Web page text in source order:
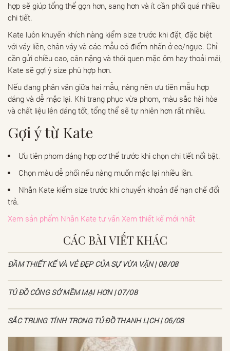
hợp sẽ giúp tổng thể gọn hơn, sang hơn và ít cần phối quá nhiều
chi tiết.
Kate luôn khuyến khích nàng kiểm size trước khi đặt, đặc biệt
với váy liền, chân váy và các mẫu có điểm nhấn ở eo/ngực. Chỉ
cần gửi chiều cao, cân nặng và thói quen mặc ôm hay thoải mái,
Kate sẽ gợi ý size phù hợp hơn.
Nếu đang phân vân giữa hai mẫu, nàng nên ưu tiên mẫu hợp
dáng và dễ mặc lại. Khi trang phục vừa phom, màu sắc hài hòa
và chất liệu lên dáng tốt, tổng thể sẽ tự nhiên hơn rất nhiều.
Gợi ý từ Kate
Ưu tiên phom dáng hợp cơ thể trước khi chọn chi tiết nổi bật.
Chọn màu dễ phối nếu nàng muốn mặc lại nhiều lần.
Nhắn Kate kiểm size trước khi chuyển khoản để hạn chế đổi
trả.
Xem sản phẩm Nhắn Kate tư vấn Xem thiết kế mới nhất
CÁC BÀI VIẾT KHÁC
ĐẦM THIẾT KẾ VÀ VẺ ĐẸP CỦA SỰ VỪA VẶN | 08/08
TỦ ĐỒ CÔNG SỞ MỀM MẠI HƠN | 07/08
SẮC TRUNG TÍNH TRONG TỦ ĐỒ THANH LỊCH | 06/08